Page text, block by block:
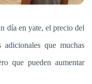
día en yate, el precio del
que muchas
que pueden aumentar